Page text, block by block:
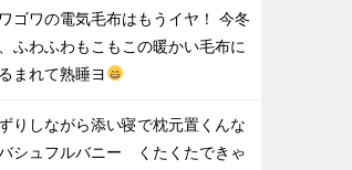
ゴワの電気毛布はもうイヤ！ 今冬
ふわふわもこもこの暖かい毛布に
まれて熟睡ヨ
りしながら添い寝で枕元置くんな
シュフルバニー くたくたできゃ